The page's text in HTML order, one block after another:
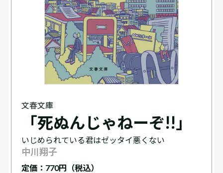
文春文庫
「死ぬんじゃねーぞ!!」
いじめられている君はゼッタイ悪くない
中川翔子
定価： 770円（税込）